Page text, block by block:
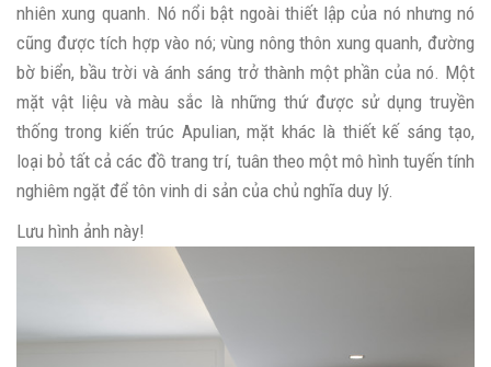
nhiên xung quanh. Nó nổi bật ngoài thiết lập của nó nhưng nó
cũng được tích hợp vào nó; vùng nông thôn xung quanh, đường
bờ biển, bầu trời và ánh sáng trở thành một phần của nó. Một
mặt vật liệu và màu sắc là những thứ được sử dụng truyền
thống trong kiến ​​trúc Apulian, mặt khác là thiết kế sáng tạo,
loại bỏ tất cả các đồ trang trí, tuân theo một mô hình tuyến tính
nghiêm ngặt để tôn vinh di sản của chủ nghĩa duy lý.
Lưu hình ảnh này!